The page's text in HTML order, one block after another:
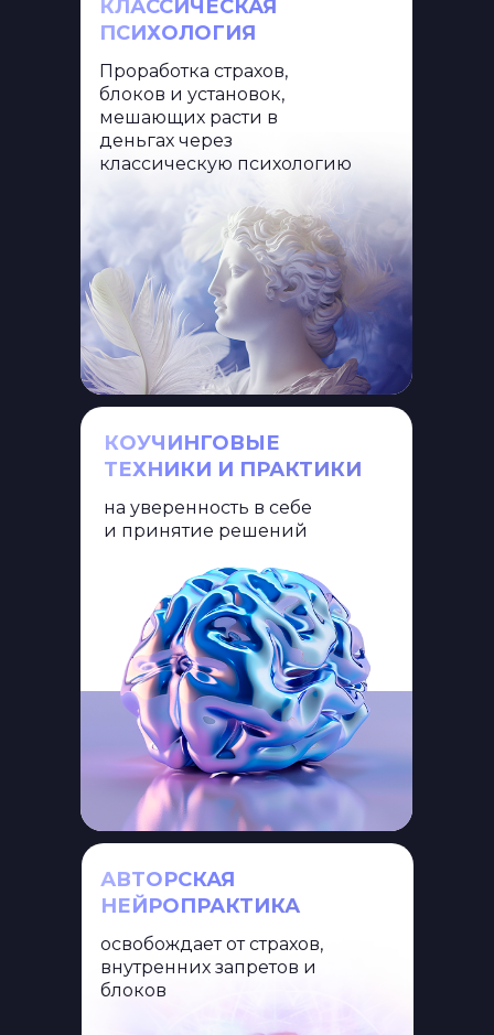
КОУЧИНГОВЫЕ
ТЕХНИКИ И ПРАКТИКИ
на уверенность в себе
и принятие решений
АВТОРСКАЯ
НЕЙРОПРАКТИКА
освобождает от страхов,
внутренних запретов и
блоков
Проработка страхов,
блоков и установок,
мешающих расти в
деньгах через
классическую психологию
КЛАССИЧЕСКАЯ
ПСИХОЛОГИЯ